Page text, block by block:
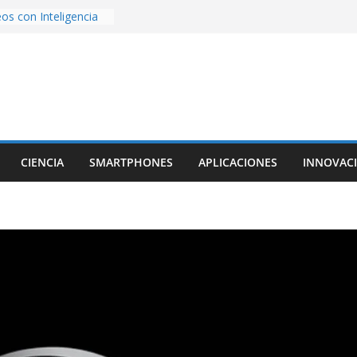
con Inteligencia
una
la generación de
CIENCIA SMARTPHONES APLICACIONES